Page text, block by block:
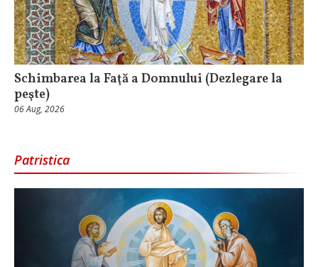
Schimbarea la Faţă a Domnului (Dezlegare la
peşte)
06 Aug, 2026
Patristica